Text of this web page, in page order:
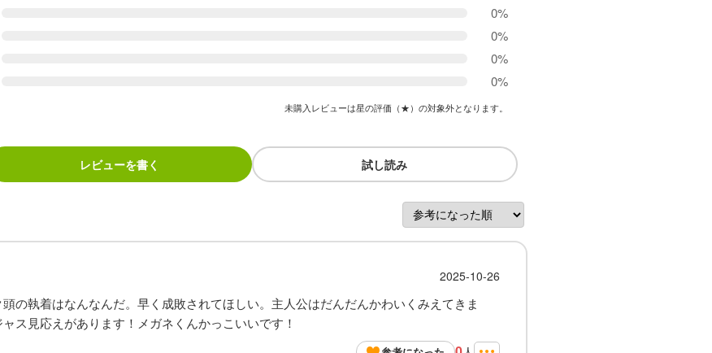
0%
0%
0%
0%
未購入レビューは星の評価（★）の対象外となります。
レビューを書く 試し読み
2025-10-26
の執着はなんなんだ。早く成敗されてほしい。主人公はだんだんかわいくみえてきま
ス見応えがあります！メガネくんかっこいいです！